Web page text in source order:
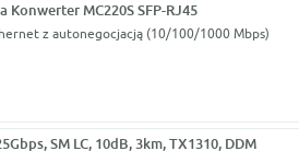
MC220S SFP-RJ45
z autonegocjacją (10/100/1000 Mbps)
SM LC, 10dB, 3km, TX1310, DDM